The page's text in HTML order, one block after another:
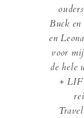
Buck
en
voor
de hele
+